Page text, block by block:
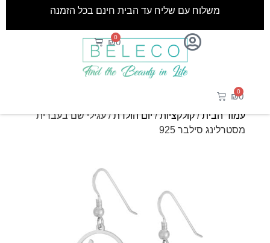
₪0
0
משלוח עם שליח עד הבית חינם בכל הזמנה
₪0
0
עמוד הבית/קולקציות/יום הולדת/ עגילי שם בעברית
מסטרלינג סילבר 925